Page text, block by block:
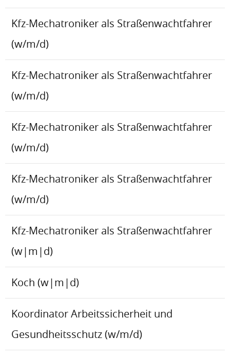
Kfz-Mechatroniker als Straßenwachtfahrer
(w/m/d)
Kfz-Mechatroniker als Straßenwachtfahrer
(w/m/d)
Kfz-Mechatroniker als Straßenwachtfahrer
(w/m/d)
Kfz-Mechatroniker als Straßenwachtfahrer
(w/m/d)
Kfz-Mechatroniker als Straßenwachtfahrer
(w|m|d)
Koch (w|m|d)
Koordinator Arbeitssicherheit und
Gesundheitsschutz (w/m/d)